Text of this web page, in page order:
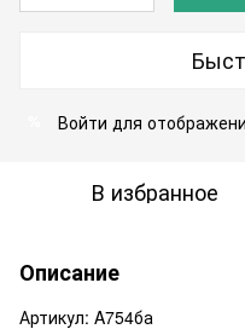
Войти для
В избранное
Описание
Артикул: A754ба